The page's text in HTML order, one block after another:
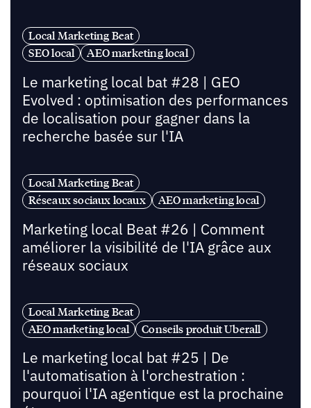
Local Marketing Beat
SEO local
AEO marketing local
Le marketing local bat #28 | GEO
Evolved : optimisation des performances
de localisation pour gagner dans la
recherche basée sur l'IA
Local Marketing Beat
Réseaux sociaux locaux
AEO marketing local
Marketing local Beat #26 | Comment
améliorer la visibilité de l'IA grâce aux
réseaux sociaux
Local Marketing Beat
AEO marketing local
Conseils produit Uberall
Le marketing local bat #25 | De
l'automatisation à l'orchestration :
pourquoi l'IA agentique est la prochaine